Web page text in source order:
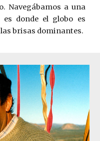
Navegábamos a una
donde el globo es
brisas dominantes.